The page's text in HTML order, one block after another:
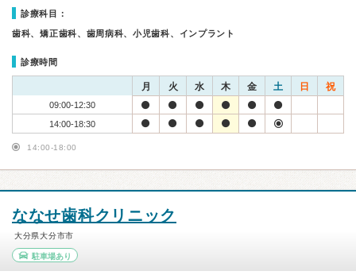
診療科目：
歯科、矯正歯科、歯周病科、小児歯科、インプラント
診療時間
月 火 水 木 金 土 日 祝
09:00-12:30
14:00-18:30
14:00-18:00
ななせ歯科クリニック
大分県大分市市
駐車場あり